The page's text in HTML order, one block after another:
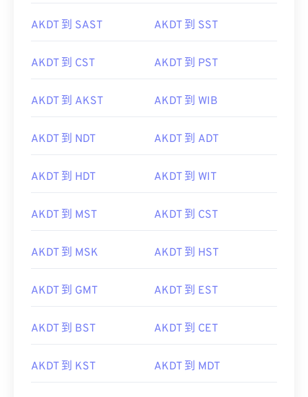
AKDT 到 SAST AKDT 到 SST
AKDT 到 CST AKDT 到 PST
AKDT 到 AKST AKDT 到 WIB
AKDT 到 NDT AKDT 到 ADT
AKDT 到 HDT AKDT 到 WIT
AKDT 到 MST AKDT 到 CST
AKDT 到 MSK AKDT 到 HST
AKDT 到 GMT AKDT 到 EST
AKDT 到 BST AKDT 到 CET
AKDT 到 KST AKDT 到 MDT